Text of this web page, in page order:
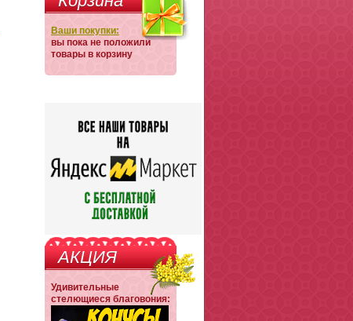
Ваши покупки:
вы пока не положили
товары в корзину
АКЦИЯ
Удивительные
стелющиеся благовония: